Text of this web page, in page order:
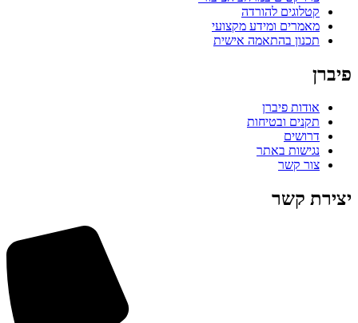
קטלוגים להורדה
מאמרים ומידע מקצועי
תכנון בהתאמה אישית
פיברן
אודות פיברן
תקנים ובטיחות
דרושים
נגישות באתר
צור קשר
יצירת קשר